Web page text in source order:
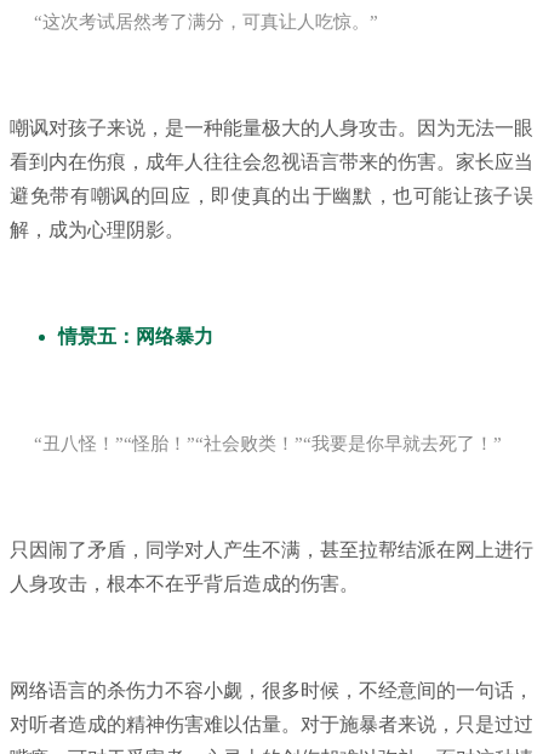
“这次考试居然考了满分，可真让人吃惊。”
嘲讽对孩子来说，是一种能量极大的人身攻击。因为无法一眼
看到内在伤痕，成年人往往会忽视语言带来的伤害。家长应当
避免带有嘲讽的回应，即使真的出于幽默，也可能让孩子误
解，成为心理阴影。
情景五：网络暴力
“丑八怪！”“怪胎！”“社会败类！”“我要是你早就去死了！”
只因闹了矛盾，同学对人产生不满，甚至拉帮结派在网上进行
人身攻击，根本不在乎背后造成的伤害。
网络语言的杀伤力不容小觑，很多时候，不经意间的一句话，
对听者造成的精神伤害难以估量。对于施暴者来说，只是过过